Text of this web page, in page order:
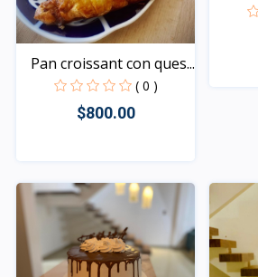
Pan croissant con ques...
( 0 )
$800.00
Rápido Vista